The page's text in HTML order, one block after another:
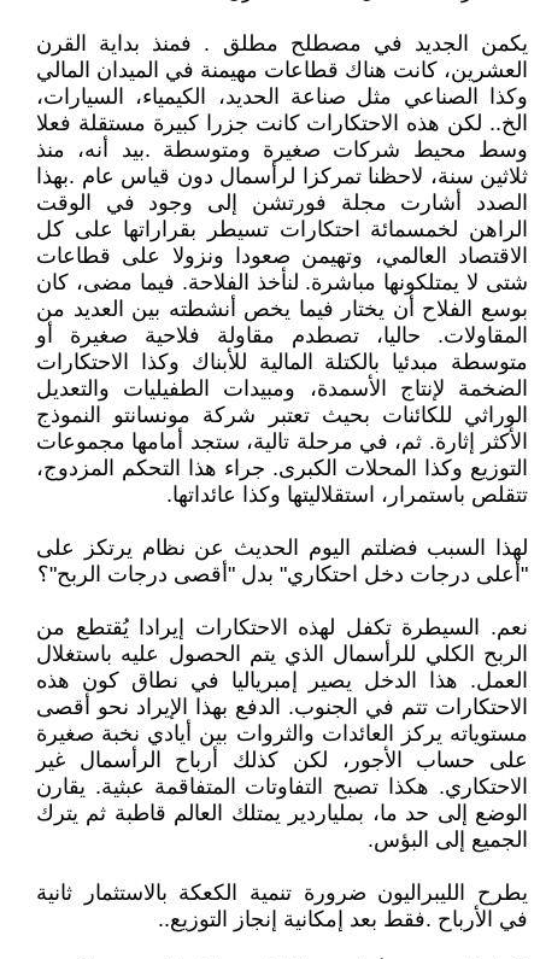
يكمن الجديد في مصطلح مطلق . فمنذ بداية القرن
العشرين، كانت هناك قطاعات مهيمنة في الميدان المالي
وكذا الصناعي مثل صناعة الحديد، الكيمياء، السيارات،
الخ.. لكن هذه الاحتكارات كانت جزرا كبيرة مستقلة فعلا
وسط محيط شركات صغيرة ومتوسطة .بيد أنه، منذ
ثلاثين سنة، لاحظنا تمركزا لرأسمال دون قياس عام .بهذا
الصدد أشارت مجلة فورتشن إلى وجود في الوقت
الراهن لخمسمائة احتكارات تسيطر بقراراتها على كل
الاقتصاد العالمي، وتهيمن صعودا ونزولا على قطاعات
شتى لا يمتلكونها مباشرة. لنأخذ الفلاحة. فيما مضى، كان
بوسع الفلاح أن يختار فيما يخص أنشطته بين العديد من
المقاولات. حاليا، تصطدم مقاولة فلاحية صغيرة أو
متوسطة مبدئيا بالكتلة المالية للأبناك وكذا الاحتكارات
الضخمة لإنتاج الأسمدة، ومبيدات الطفيليات والتعديل
الوراثي للكائنات بحيث تعتبر شركة مونسانتو النموذج
الأكثر إثارة. ثم، في مرحلة تالية، ستجد أمامها مجموعات
التوزيع وكذا المحلات الكبرى. جراء هذا التحكم المزدوج،
تتقلص باستمرار، استقلاليتها وكذا عائداتها.
لهذا السبب فضلتم اليوم الحديث عن نظام يرتكز على
"أعلى درجات دخل احتكاري" بدل "أقصى درجات الربح"؟
نعم. السيطرة تكفل لهذه الاحتكارات إيرادا يُقتطع من
الربح الكلي للرأسمال الذي يتم الحصول عليه باستغلال
العمل. هذا الدخل يصير إمبرياليا في نطاق كون هذه
الاحتكارات تتم في الجنوب. الدفع بهذا الإيراد نحو أقصى
مستوياته يركز العائدات والثروات بين أيادي نخبة صغيرة
على حساب الأجور، لكن كذلك أرباح الرأسمال غير
الاحتكاري. هكذا تصبح التفاوتات المتفاقمة عبثية. يقارن
الوضع إلى حد ما، بملياردير يمتلك العالم قاطبة ثم يترك
الجميع إلى البؤس.
يطرح الليبراليون ضرورة تنمية الكعكة بالاستثمار ثانية
في الأرباح .فقط بعد إمكانية إنجاز التوزيع..